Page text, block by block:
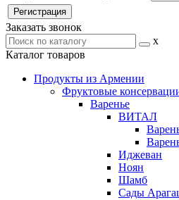
Заказать звонок
x
Каталог товаров
Продукты из Армении
Фруктовые
Варенье
ВИТАЛ
Иджеван
Ноян
Шамб
Сады